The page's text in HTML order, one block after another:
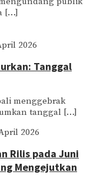
[…]
2026
Tanggal
menggebrak
tanggal […]
2026
Rilis pada Juni
Mengejutkan